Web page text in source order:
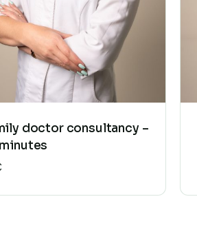
doctor consultancy –